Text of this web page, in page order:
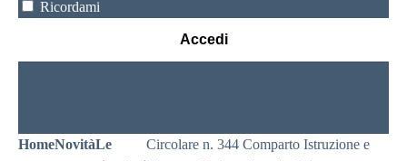
Ricordami
Accedi
HomeNovitàLe
Circolare n. 344 Comparto Istruzione e